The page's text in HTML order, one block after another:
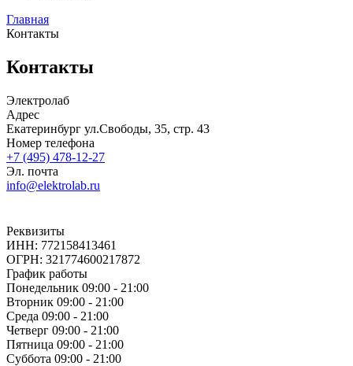
Главная
Контакты
Контакты
Электролаб
Адрес
Екатеринбург ул.Свободы, 35, стр. 43
Номер телефона
+7 (495) 478-12-27
Эл. почта
info@elektrolab.ru
Реквизиты
ИНН: 772158413461
ОГРН: 321774600217872
График работы
Понедельник 09:00 - 21:00
Вторник 09:00 - 21:00
Среда 09:00 - 21:00
Четверг 09:00 - 21:00
Пятница 09:00 - 21:00
Суббота 09:00 - 21:00